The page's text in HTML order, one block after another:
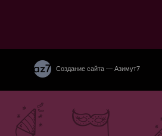
Создание сайта — Азимут7